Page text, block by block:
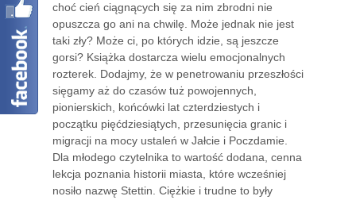
choć cień ciągnących się za nim zbrodni nie
opuszcza go ani na chwilę. Może jednak nie jest
taki zły? Może ci, po których idzie, są jeszcze
gorsi? Książka dostarcza wielu emocjonalnych
rozterek. Dodajmy, że w penetrowaniu przeszłości
sięgamy aż do czasów tuż powojennych,
pionierskich, końcówki lat czterdziestych i
początku pięćdziesiątych, przesunięcia granic i
migracji na mocy ustaleń w Jałcie i Poczdamie.
Dla młodego czytelnika to wartość dodana, cenna
lekcja poznania historii miasta, które wcześniej
nosiło nazwę Stettin. Ciężkie i trudne to były